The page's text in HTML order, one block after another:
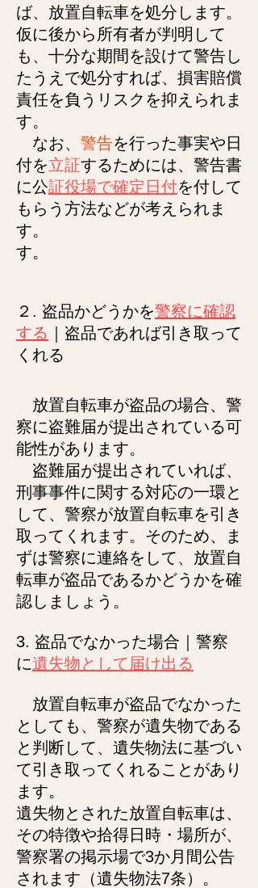
ば、放置自転車を処分します。
仮に後から所有者が判明して
も、十分な期間を設けて警告し
たうえで処分すれば、損害賠償
責任を負うリスクを抑えられま
す。
なお、 警告を行った事実や日
付を立証するためには、警告書
に公証役場で確定日付を付して
もらう方法などが考えられま
す。
す。
２. 盗品かどうかを警察に確認
する
盗品であれば引き取って
くれる
放置自転車が盗品の場合、警
察に盗難届が提出されている可
能性があります。
盗難届が提出されていれば、
刑事事件に関する対応の一環と
して、警察が放置自転車を引き
取ってくれます。そのため、ま
ずは警察に連絡をして、放置自
転車が盗品であるかどうかを確
認しましょう。
3. 盗品でなかった場合｜警察
に遺失物として届け出る
放置自転車が盗品でなかった
としても、警察が遺失物である
と判断して、遺失物法に基づい
て引き取ってくれることがあり
ます。
遺失物とされた放置自転車は、
その特徴や拾得日時・場所が、
警察署の掲示場で3か月間公告
されます（遺失物法7条）。